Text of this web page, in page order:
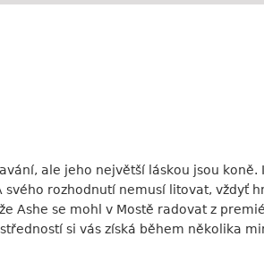
ale jeho největší láskou jsou
rozhodnutí nemusí litovat, vždyť
Ashe se mohl v Mostě radovat z
si vás získá během několika